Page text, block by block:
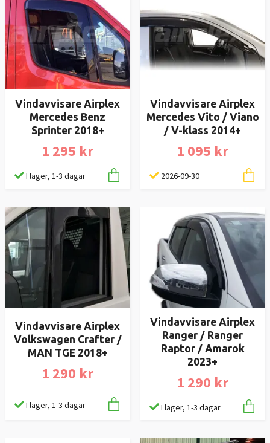
Vindavvisare Airplex
Mercedes Benz
Sprinter 2018+
1 295 kr
I lager, 1-3 dagar
Vindavvisare Airplex
Mercedes Vito / Viano
/ V-klass 2014+
1 095 kr
2026-09-30
Vindavvisare Airplex
Volkswagen Crafter /
MAN TGE 2018+
1 290 kr
I lager, 1-3 dagar
Vindavvisare Airplex
Ranger / Ranger
Raptor / Amarok
2023+
1 290 kr
I lager, 1-3 dagar